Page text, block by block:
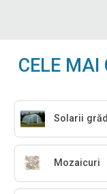
CELE MAI
Solarii
Mozaicuri